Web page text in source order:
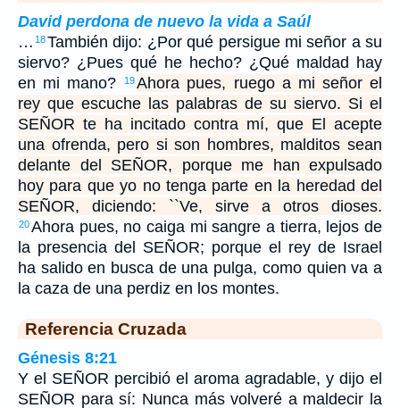
David perdona de nuevo la vida a Saúl
… 18También dijo: ¿Por qué persigue mi señor a su
siervo? ¿Pues qué he hecho? ¿Qué maldad hay
en mi mano?
19Ahora pues, ruego a mi señor el
rey que escuche las palabras de su siervo. Si el
SEÑOR te ha incitado contra mí, que El acepte
una ofrenda, pero si son hombres, malditos sean
delante del SEÑOR, porque me han expulsado
hoy para que yo no tenga parte en la heredad del
SEÑOR, diciendo: ``Ve, sirve a otros dioses.
20Ahora pues, no caiga mi sangre a tierra, lejos de
la presencia del SEÑOR; porque el rey de Israel
ha salido en busca de una pulga, como quien va a
la caza de una perdiz en los montes.
Referencia Cruzada
Génesis 8:21
Y el SEÑOR percibió el aroma agradable, y dijo el
SEÑOR para sí: Nunca más volveré a maldecir la